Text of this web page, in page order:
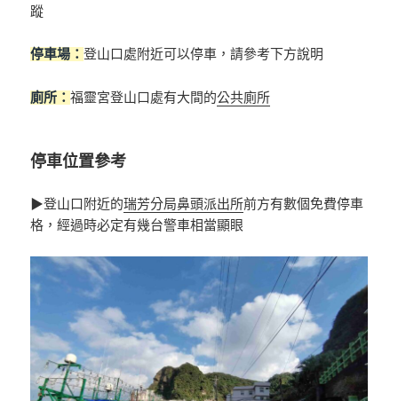
蹤
停車場：登山口處附近可以停車，請參考下方說明
廁所：福靈宮登山口處有大間的公共廁所
停車位置參考
▶登山口附近的瑞芳分局鼻頭派出所前方有數個免費停車
格，經過時必定有幾台警車相當顯眼